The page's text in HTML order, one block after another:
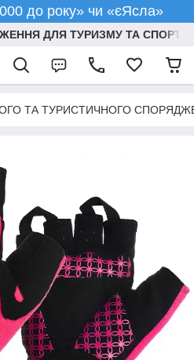
до року» чи «єЯсла»
ДЛЯ ТУРИЗМУ ТА СПОРТУ
ТА ТУРИСТИЧНОГО